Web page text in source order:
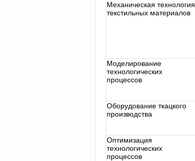
Механическая технология
текстильных материалов
Моделирование
технологических
процессов
Оборудование ткацкого
производства
Оптимизация
технологических
процессов